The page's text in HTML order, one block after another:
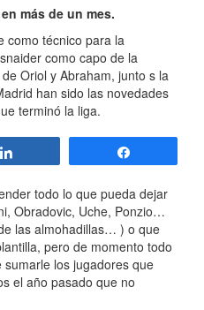
más de un mes.
técnico para la
como capo de la
Oriol y Abraham, junto s la
han sido las novedades
terminó la liga.
todo lo que pueda dejar
Obradovic, Uche, Ponzio…
las almohadillas… ) o que
pero de momento todo
los jugadores que
el año pasado que no